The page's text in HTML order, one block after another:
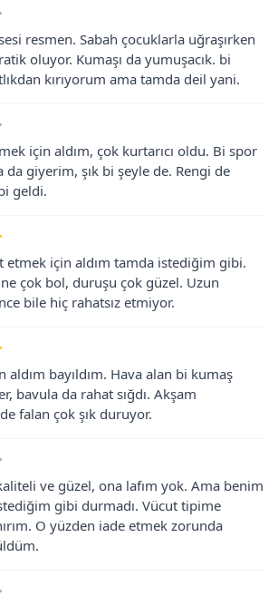
resmen. Sabah çocuklarla uğraşırken
oluyor. Kumaşı da yumuşacık. bi
kırıyorum ama tamda deil yani.
için aldım, çok kurtarıcı oldu. Bi spor
da giyerim, şık bi şeyle de. Rengi de
geldi.
etmek için aldım tamda istediğim gibi.
çok bol, duruşu çok güzel. Uzun
bile hiç rahatsız etmiyor.
aldım bayıldım. Hava alan bi kumaş
bavula da rahat sığdı. Akşam
falan çok şık duruyor.
ve güzel, ona lafım yok. Ama benim
gibi durmadı. Vücut tipime
O yüzden iade etmek zorunda